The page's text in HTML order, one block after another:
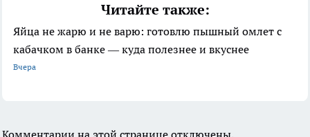
Читайте также:
Яйца не жарю и не варю: готовлю пышный омлет с
кабачком в банке — куда полезнее и вкуснее
Вчера